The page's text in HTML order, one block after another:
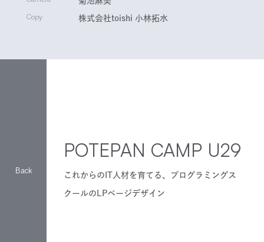
Copy 株式会社toishi 小林拓水
POTEPAN CAMP U29
これからのIT人材を育てる、プログラミングス
クールのLPページデザイン